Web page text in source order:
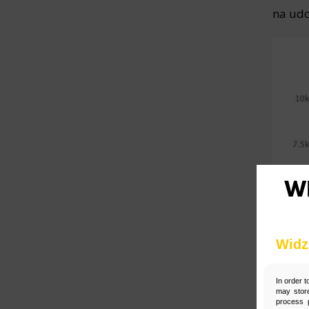
In order
may
process
na